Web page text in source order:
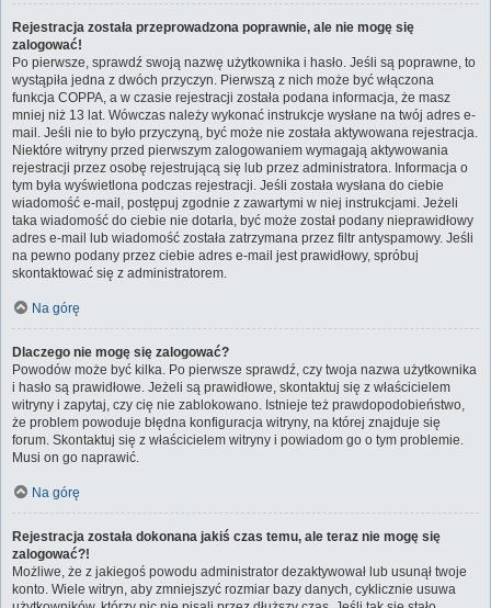
Rejestracja została przeprowadzona poprawnie, ale nie mogę się
zalogować!
Po pierwsze, sprawdź swoją nazwę użytkownika i hasło. Jeśli są poprawne, to
wystąpiła jedna z dwóch przyczyn. Pierwszą z nich może być włączona
funkcja COPPA, a w czasie rejestracji została podana informacja, że masz
mniej niż 13 lat. Wówczas należy wykonać instrukcje wysłane na twój adres e-
mail. Jeśli nie to było przyczyną, być może nie została aktywowana rejestracja.
Niektóre witryny przed pierwszym zalogowaniem wymagają aktywowania
rejestracji przez osobę rejestrującą się lub przez administratora. Informacja o
tym była wyświetlona podczas rejestracji. Jeśli została wysłana do ciebie
wiadomość e-mail, postępuj zgodnie z zawartymi w niej instrukcjami. Jeżeli
taka wiadomość do ciebie nie dotarła, być może został podany nieprawidłowy
adres e-mail lub wiadomość została zatrzymana przez filtr antyspamowy. Jeśli
na pewno podany przez ciebie adres e-mail jest prawidłowy, spróbuj
skontaktować się z administratorem.
Na górę
Dlaczego nie mogę się zalogować?
Powodów może być kilka. Po pierwsze sprawdź, czy twoja nazwa użytkownika
i hasło są prawidłowe. Jeżeli są prawidłowe, skontaktuj się z właścicielem
witryny i zapytaj, czy cię nie zablokowano. Istnieje też prawdopodobieństwo,
że problem powoduje błędna konfiguracja witryny, na której znajduje się
forum. Skontaktuj się z właścicielem witryny i powiadom go o tym problemie.
Musi on go naprawić.
Na górę
Rejestracja została dokonana jakiś czas temu, ale teraz nie mogę się
zalogować?!
Możliwe, że z jakiegoś powodu administrator dezaktywował lub usunął twoje
konto. Wiele witryn, aby zmniejszyć rozmiar bazy danych, cyklicznie usuwa